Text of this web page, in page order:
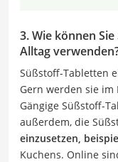
3. Wie können
Alltag
Süßstoff-Tabletten
Gern werden sie im
Gängige Süßstoff-
außerdem, die
einzusetzen,
Kuchens. Online